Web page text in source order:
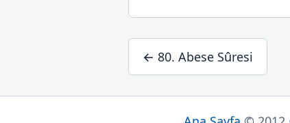
← 80. Abese Sûresi